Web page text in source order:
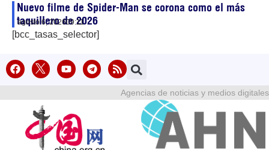
Nuevo filme de Spider-Man se corona como el más
taquillero de 2026
agosto 6, 202609:11
[bcc_tasas_selector]
Agencias de noticias y medios digitales